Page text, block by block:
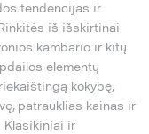
tendencijas ir
iš išskirtinai
kambario ir kitų
elementų
kokybę,
patrauklias kainas ir
Klasikiniai ir